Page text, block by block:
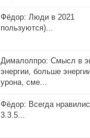
Фёдор: Люди в 2021
пользуются)...
Дималолпро: Смысл в
энергии, больше
урона, сме...
Фёдор: Всегда
3.3.5...